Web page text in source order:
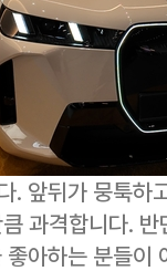
. 앞뒤가 뭉툭하
과격합니다.
아하는 분들이